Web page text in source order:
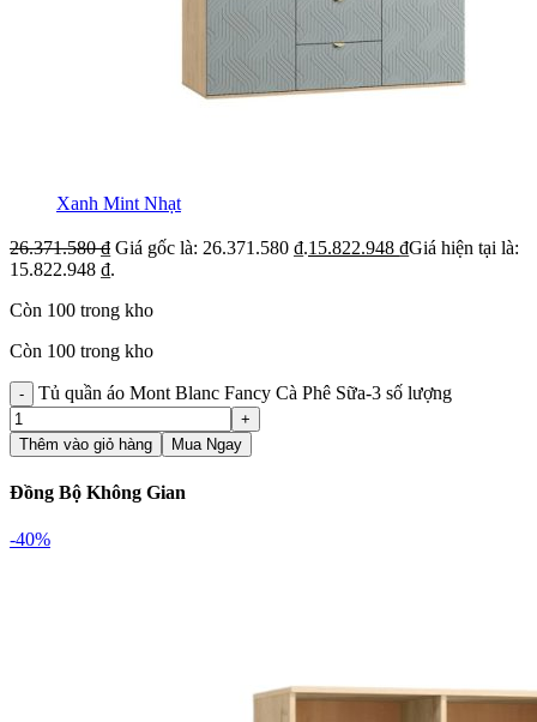
Xanh Mint Nhạt
26.371.580₫ Giá gốc là: 26.371.580 ₫.15.822.948 ₫Giá hiện tại là:
15.822.948 ₫.
Còn 100 trong kho
Còn 100 trong kho
Tủ quần áo Mont Blanc Fancy Cà Phê Sữa-3 số lượng
Thêm vào giỏ hàng Mua Ngay
Đồng Bộ Không Gian
-40%